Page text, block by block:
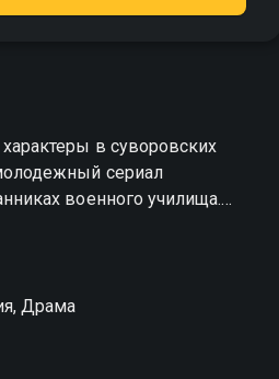
в суворовских
сериал
военного училища.
год —
имени Суворова. У
судьбы: Максима, сына
в кадетский корпус за
из семьи военных, он
Драма